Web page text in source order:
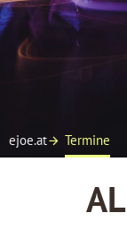
TERMINE
SOFREI
ejoe.at Termine